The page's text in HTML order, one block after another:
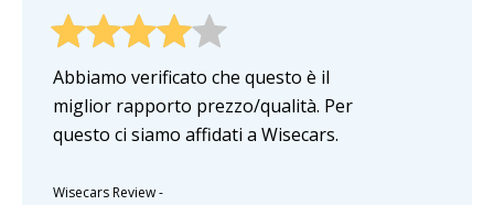
Abbiamo verificato che questo è il
miglior rapporto prezzo/qualità. Per
questo ci siamo affidati a Wisecars.
Wisecars Review-